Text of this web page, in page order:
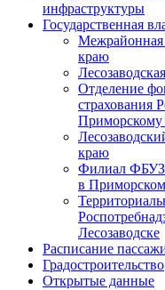
инфраструктуры
Государственная
краю
Отделение
страхования
краю
Филиал ФБУЗ
в Приморском
Лесозаводске
Расписание
Градостроительство
Открытые данные